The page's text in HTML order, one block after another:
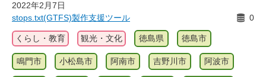
2022年2月7日
stops.txt(GTFS)製作支援ツール
0
くらし・教育 観光・文化 徳島県 徳島市
鳴門市 小松島市 阿南市 吉野川市 阿波市